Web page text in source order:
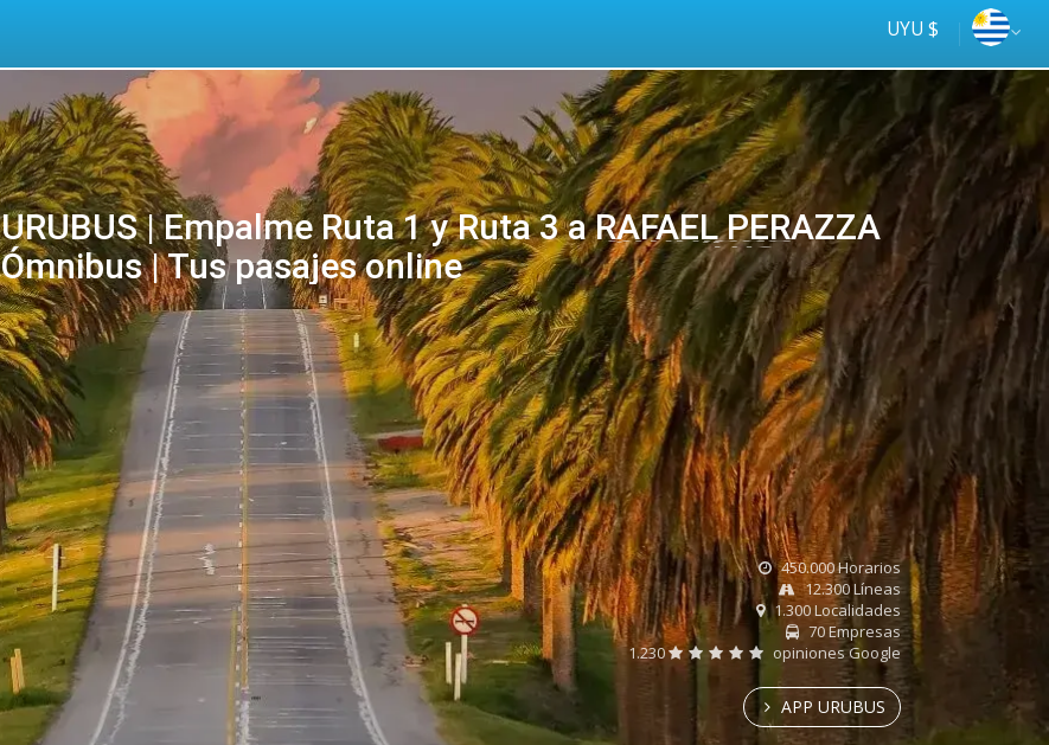
UYU $
URUBUS | Empalme Ruta 1 y Ruta 3 a RAFAEL PERAZZA
Ómnibus | Tus pasajes online
online
Tus
ómnibus
450.000 Horarios
12.300 Líneas
1.300 Localidades
70 Empresas
1.230
opiniones Google
APP URUBUS